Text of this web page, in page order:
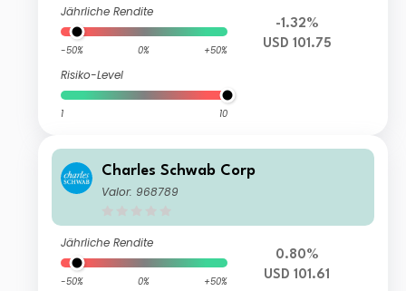
Jährliche Rendite
-50% 0% +50%
Risiko-Level
1 10
-1.32%
USD 101.75
Charles Schwab Corp
Valor: 968789
Jährliche Rendite
-50% 0% +50%
0.80%
USD 101.61